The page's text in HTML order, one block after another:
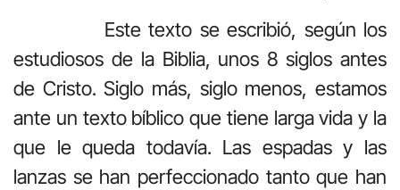
Este texto se escribió, según los
estudiosos de la Biblia, unos 8 siglos antes
de Cristo. Siglo más, siglo menos, estamos
ante un texto bíblico que tiene larga vida y la
que le queda todavía. Las espadas y las
lanzas se han perfeccionado tanto que han